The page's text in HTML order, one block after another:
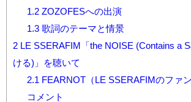
1.2ZOZOFESへの出演
1.3歌詞のテーマと情景
2 LE SSERAFIM「the NOISE (Contains a
ける)」を聴いて
2.1
FEARNOT（LE SSERAFIMのファ
コメント